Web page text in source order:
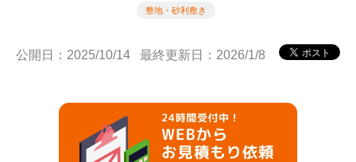
整地・砂利敷き
公開日：2025/10/14 最終更新日：2026/1/8